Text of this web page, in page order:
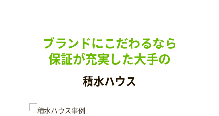
ブランドにこだわるなら
保証が充実した大手の
積水ハウス